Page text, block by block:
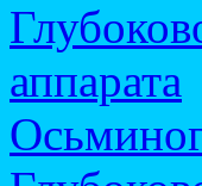
аппарата